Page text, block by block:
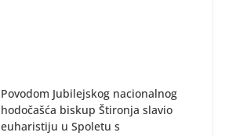
Povodom Jubilejskog nacionalnog
hodočašća biskup Štironja slavio
euharistiju u Spoletu s